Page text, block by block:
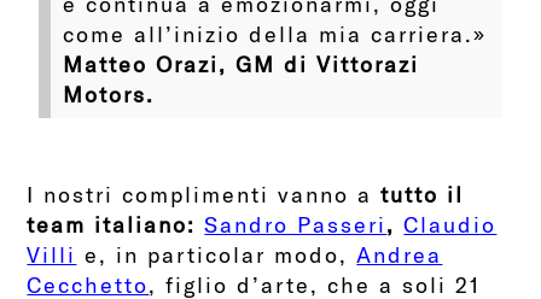
come all’inizio della mia carriera.»
Matteo Orazi, GM di Vittorazi
Motors.
I nostri complimenti vanno a tutto il
team italiano:Sandro Passeri,Claudio
Villi e, in particolar modo,Andrea
Cecchetto, figlio d’arte, che a soli 21